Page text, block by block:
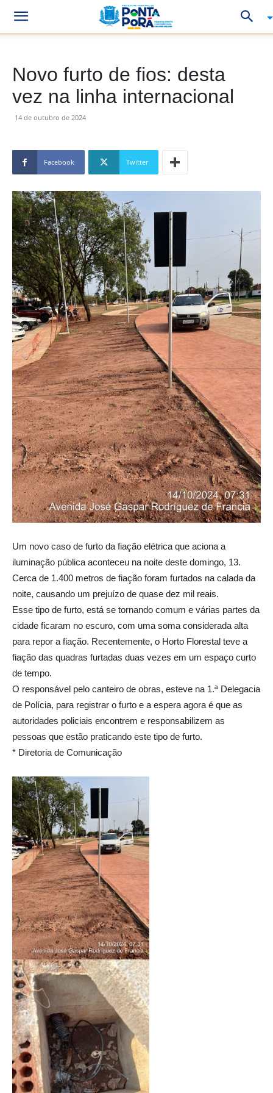
Novo furto de fios: desta
vez na linha internacional
14 de outubro de 2024
Facebook Twitter
Um novo caso de furto da fiação elétrica que aciona a
iluminação pública aconteceu na noite deste domingo, 13.
Cerca de 1.400 metros de fiação foram furtados na calada da
noite, causando um prejuízo de quase dez mil reais.
Esse tipo de furto, está se tornando comum e várias partes da
cidade ficaram no escuro, com uma soma considerada alta
para repor a fiação. Recentemente, o Horto Florestal teve a
fiação das quadras furtadas duas vezes em um espaço curto
de tempo.
O responsável pelo canteiro de obras, esteve na 1.ª Delegacia
de Polícia, para registrar o furto e a espera agora é que as
autoridades policiais encontrem e responsabilizem as
pessoas que estão praticando este tipo de furto.
* Diretoria de Comunicação